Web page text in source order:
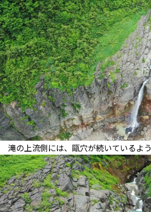
滝の上流側には、甌穴が続いているよう